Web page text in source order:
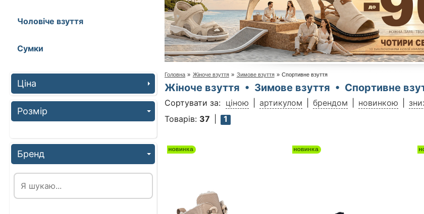
Чоловіче взуття
Сумки
Ціна
Розмір
Бренд
Головна » Жіноче взуття » Зимове взуття » Спортивне взуття
Жіноче взуття • Зимове взуття • Спортивне
Сортувати за: ціною артикулом брендом новинкою
Товарів: 37 1